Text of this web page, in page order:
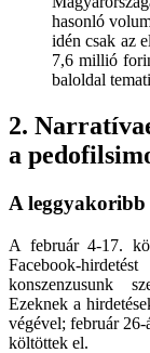
hasonló
idén csak az
7,6 millió
baloldal
2.
a
A leggyakoribb
A február 4-17.
Facebook-
konszenzusunk
Ezeknek a
végével; február
költöttek el.